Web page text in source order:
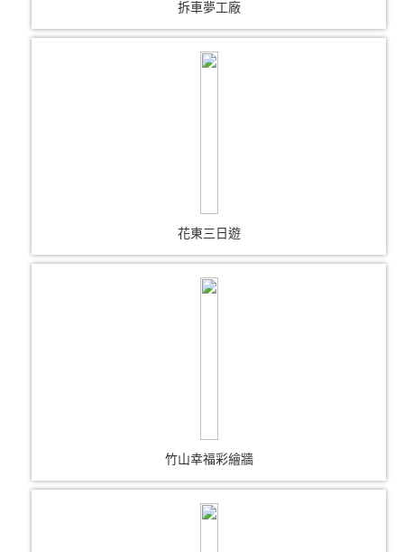
拆車夢工廠
花東三日遊
竹山幸福彩繪牆